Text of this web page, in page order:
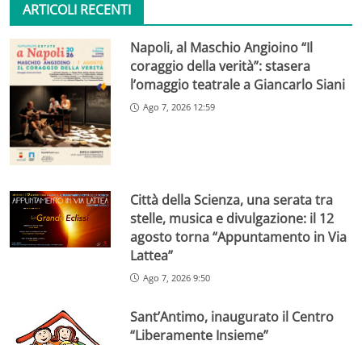
ARTICOLI RECENTI
Napoli, al Maschio Angioino “Il
coraggio della verità”: stasera
l’omaggio teatrale a Giancarlo Siani
Ago 7, 2026 12:59
Città della Scienza, una serata tra
stelle, musica e divulgazione: il 12
agosto torna “Appuntamento in Via
Lattea”
Ago 7, 2026 9:50
Sant’Antimo, inaugurato il Centro
“Liberamente Insieme”